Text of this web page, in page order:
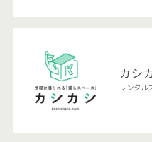
カシ
レンタル